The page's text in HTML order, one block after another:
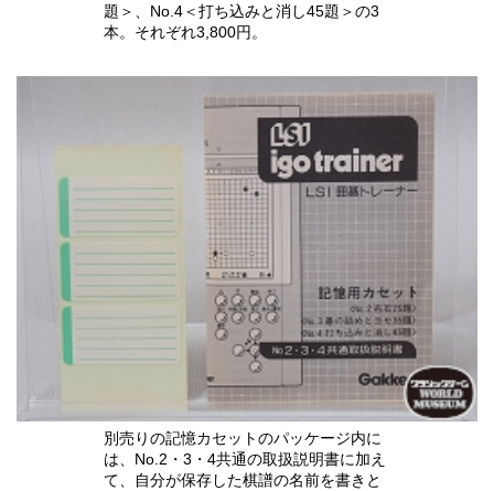
題＞、No.4＜打ち込みと消し45題＞の3
本。それぞれ3,800円。
別売りの記憶カセットのパッケージ内に
は、No.2・3・4共通の取扱説明書に加え
て、自分が保存した棋譜の名前を書きと